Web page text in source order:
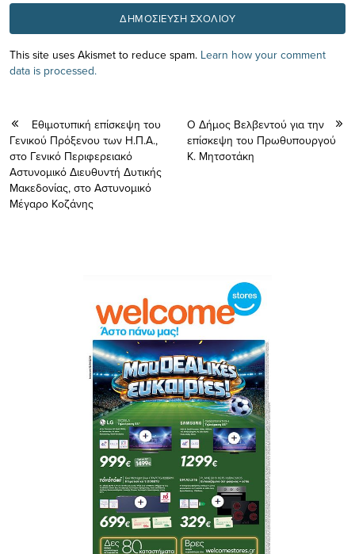
This site uses Akismet to reduce spam. Learn how your comment
data is processed.
Εθιμοτυπική επίσκεψη του
Γενικού Πρόξενου των Η.Π.Α.,
στο Γενικό Περιφερειακό
Αστυνομικό Διευθυντή Δυτικής
Μακεδονίας, στο Αστυνομικό
Μέγαρο Κοζάνης
Ο Δήμος Βελβεντού για την
επίσκεψη του Πρωθυπουργού
Κ. Μητσοτάκη